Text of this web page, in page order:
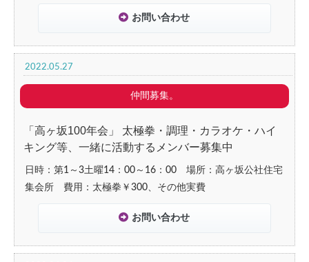
お問い合わせ
2022.05.27
仲間募集。
「高ヶ坂100年会」 太極拳・調理・カラオケ・ハイ
キング等、一緒に活動するメンバー募集中
日時：第1～3土曜14：00～16：00 場所：高ヶ坂公社住宅
集会所 費用：太極拳￥300、その他実費
お問い合わせ